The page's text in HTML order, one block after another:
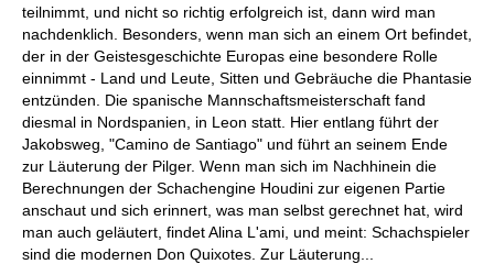
teilnimmt, und nicht so richtig erfolgreich ist, dann wird man
nachdenklich. Besonders, wenn man sich an einem Ort befindet,
der in der Geistesgeschichte Europas eine besondere Rolle
einnimmt - Land und Leute, Sitten und Gebräuche die Phantasie
entzünden. Die spanische Mannschaftsmeisterschaft fand
diesmal in Nordspanien, in Leon statt. Hier entlang führt der
Jakobsweg, "Camino de Santiago" und führt an seinem Ende
zur Läuterung der Pilger. Wenn man sich im Nachhinein die
Berechnungen der Schachengine Houdini zur eigenen Partie
anschaut und sich erinnert, was man selbst gerechnet hat, wird
man auch geläutert, findet Alina L'ami, und meint: Schachspieler
sind die modernen Don Quixotes. Zur Läuterung...